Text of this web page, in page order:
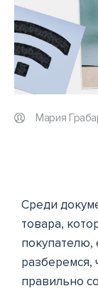
Мария
Среди
товара,
покупателю,
разберемся,
правильно